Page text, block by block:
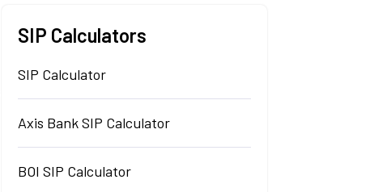
SIP Calculators
SIP Calculator
Axis Bank SIP Calculator
BOI SIP Calculator